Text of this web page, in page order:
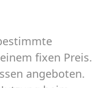
fixen Preis.
angeboten.